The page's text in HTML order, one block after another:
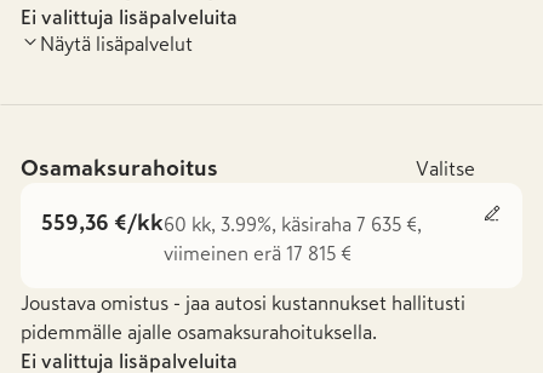
Ei valittuja lisäpalveluita
Näytä lisäpalvelut
Osamaksurahoitus Valitse
559,36 €/kk60 kk, 3.99%, käsiraha 7 635 €,
viimeinen erä 17 815 €
Joustava omistus - jaa autosi kustannukset hallitusti
pidemmälle ajalle osamaksurahoituksella.
Ei valittuja lisäpalveluita